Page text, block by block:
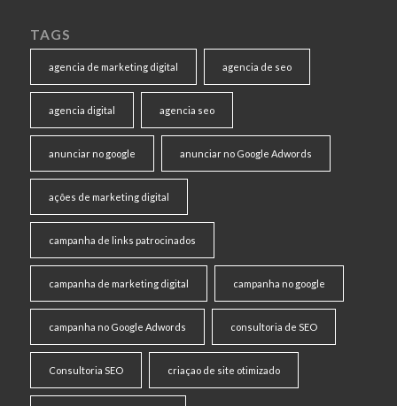
TAGS
agencia de marketing digital agencia de seo
agencia digital agencia seo
anunciar no google anunciar no Google Adwords
ações de marketing digital
campanha de links patrocinados
campanha de marketing digital campanha no google
campanha no Google Adwords consultoria de SEO
Consultoria SEO criaçao de site otimizado